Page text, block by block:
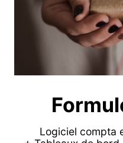
Logiciel compta